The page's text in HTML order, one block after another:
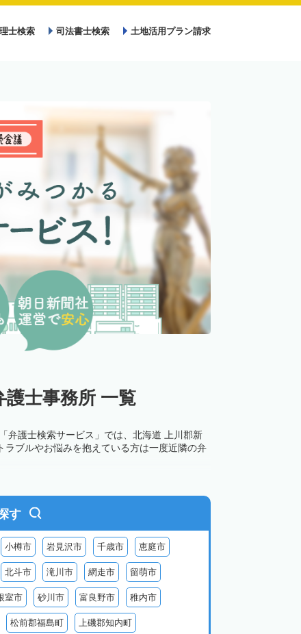
士検索 司法書士検索 土地活用プラン請求
士事務所 一覧
弁護士検索サービス」では、北海道 上川郡新
ブルやお悩みを抱えている方は一度近隣の弁
す
小樽市 岩見沢市 千歳市 恵庭市
北斗市 滝川市 網走市 留萌市
室市 砂川市 富良野市 稚内市
松前郡福島町 上磯郡知内町